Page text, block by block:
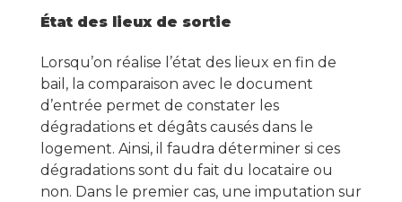
État des lieux de sortie
Lorsqu’on réalise l’état des lieux en fin de
bail, la comparaison avec le document
d’entrée permet de constater les
dégradations et dégâts causés dans le
logement. Ainsi, il faudra déterminer si ces
dégradations sont du fait du locataire ou
non. Dans le premier cas, une imputation sur